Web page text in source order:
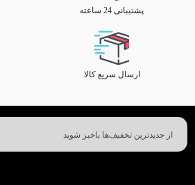
پشتیبانی 24 ساعته
ارسال سریع کالا